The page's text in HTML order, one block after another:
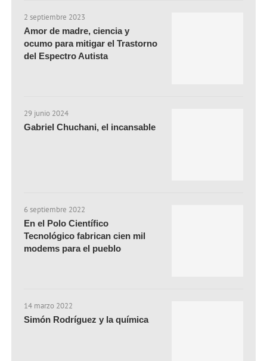
2 septiembre 2023
Amor de madre, ciencia y
ocumo para mitigar el Trastorno
del Espectro Autista
29 junio 2024
Gabriel Chuchani, el incansable
6 septiembre 2022
En el Polo Científico
Tecnológico fabrican cien mil
modems para el pueblo
14 marzo 2022
Simón Rodríguez y la química